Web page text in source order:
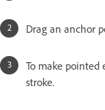
Drag an anchor
To make pointed
stroke.